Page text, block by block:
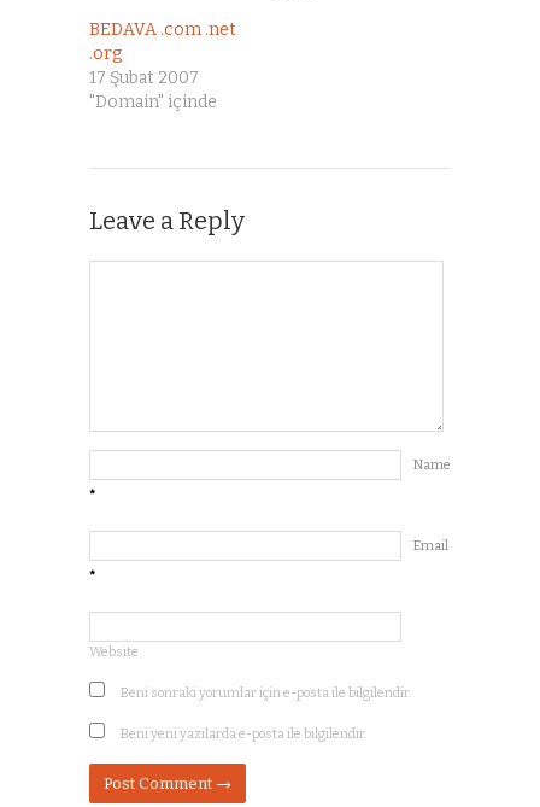
BEDAVA .com .net
.org
17 Şubat 2007
"Domain" içinde
Leave a Reply
Name
*
Email
*
Website
Beni sonraki yorumlar için e-posta ile bilgilendir.
Beni yeni yazılarda e-posta ile bilgilendir.